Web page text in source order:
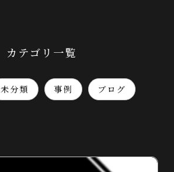
カテゴリ一覧
未分類 事例 ブログ